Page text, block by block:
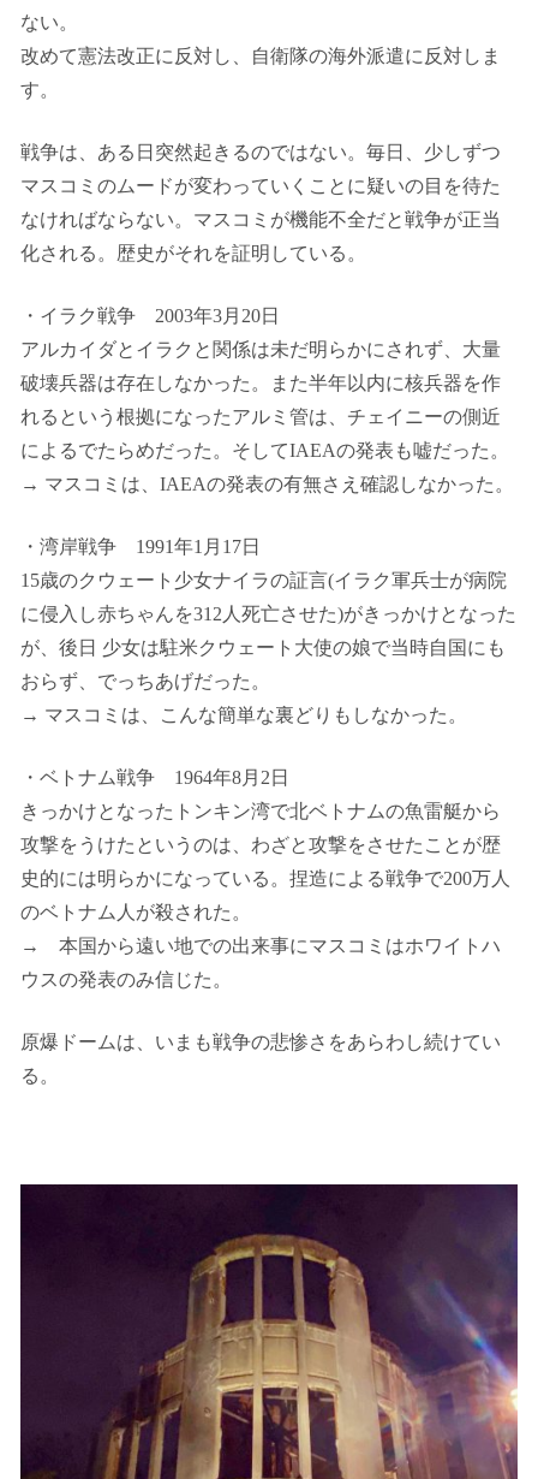
ない。
改めて憲法改正に反対し、自衛隊の海外派遣に反対しま
す。
戦争は、ある日突然起きるのではない。毎日、少しずつ
マスコミのムードが変わっていくことに疑いの目を待た
なければならない。マスコミが機能不全だと戦争が正当
化される。歴史がそれを証明している。
・イラク戦争 2003年3月20日
アルカイダとイラクと関係は未だ明らかにされず、大量
破壊兵器は存在しなかった。また半年以内に核兵器を作
れるという根拠になったアルミ管は、チェイニーの側近
によるでたらめだった。そしてIAEAの発表も嘘だった。
→ マスコミは、IAEAの発表の有無さえ確認しなかった。
・湾岸戦争 1991年1月17日
15歳のクウェート少女ナイラの証言(イラク軍兵士が病院
に侵入し赤ちゃんを312人死亡させた)がきっかけとなった
が、後日 少女は駐米クウェート大使の娘で当時自国にも
おらず、でっちあげだった。
→ マスコミは、こんな簡単な裏どりもしなかった。
・ベトナム戦争 1964年8月2日
きっかけとなったトンキン湾で北ベトナムの魚雷艇から
攻撃をうけたというのは、わざと攻撃をさせたことが歴
史的には明らかになっている。捏造による戦争で200万人
のベトナム人が殺された。
→ 本国から遠い地での出来事にマスコミはホワイトハ
ウスの発表のみ信じた。
原爆ドームは、いまも戦争の悲惨さをあらわし続けてい
る。